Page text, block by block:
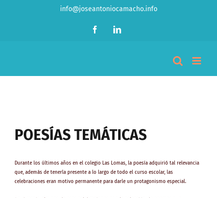
info@joseantoniocamacho.info
FacebookLinkedIn
más
grande
POESÍAS TEMÁTICAS
Durante los últimos años en el colegio Las Lomas, la poesía adquirió tal relevancia
que, además de tenerla presente a lo largo de todo el curso escolar, las
celebraciones eran motivo permanente para darle un protagonismo especial.